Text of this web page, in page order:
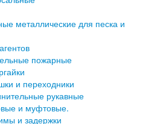
металлические для песка и
пожарные
и переходники
рукавные
и муфтовые.
и задержки